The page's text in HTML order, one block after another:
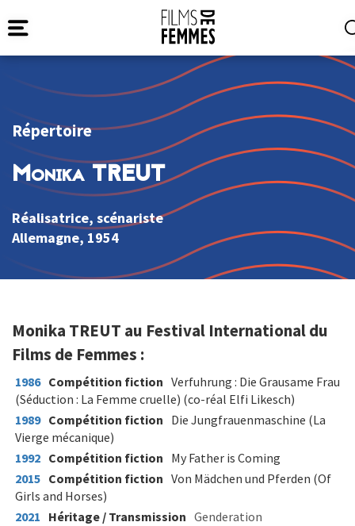
Répertoire
Monika TREUT
Réalisatrice, scénariste
Allemagne, 1954
Monika TREUT au Festival International du
Films de Femmes :
1986 Compétition fiction Verfuhrung : Die Grausame Frau
(Séduction : La Femme cruelle) (co-réal Elfi Likesch)
1989 Compétition fiction Die Jungfrauenmaschine (La
Vierge mécanique)
1992 Compétition fiction My Father is Coming
2015 Compétition fiction Von Mädchen und Pferden (Of
Girls and Horses)
2021 Héritage / Transmission Genderation